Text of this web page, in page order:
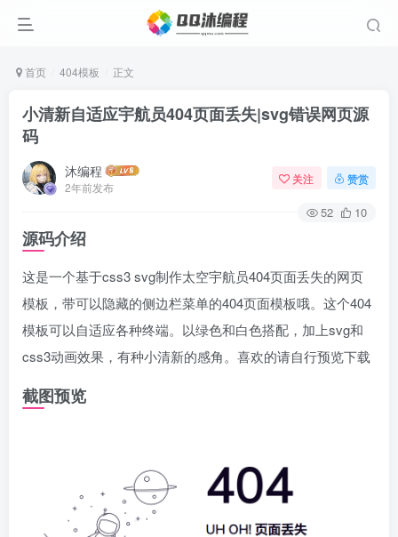
首页 404模板 正文
小清新自适应宇航员404页面丢失|svg错误网页源
码
沐编程
2年前发布
关注 赞赏
52 10
源码介绍
这是一个基于css3 svg制作太空宇航员404页面丢失的网页
模板，带可以隐藏的侧边栏菜单的404页面模板哦。这个404
模板可以自适应各种终端。以绿色和白色搭配，加上svg和
css3动画效果，有种小清新的感角。喜欢的请自行预览下载
截图预览